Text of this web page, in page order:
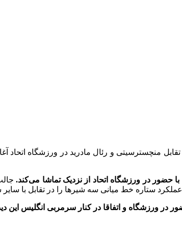
منچسترسیتی و رئال مادرید در ورزشگاه اتحاد
حضور در ورزشگاه اتحاد از نزدیک تماشا می‌کند.
عملکرد ستاره خط میانی سه شیرها را در تقابل با
در ورزشگاه و اتفاقا در کنار سرمربی انگلیس این